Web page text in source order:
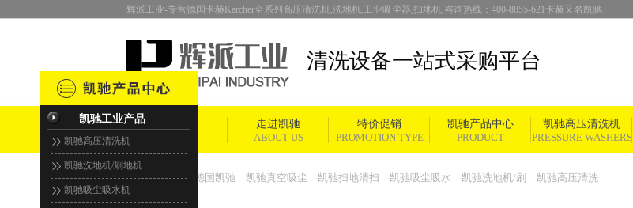
辉派工业-专营德国卡赫Karcher全系列高压清洗机,洗地机,工业吸尘器,扫地机,咨询热线：400-8855-621卡赫又名凯驰
清洗设备一站式采购平台
走进凯驰 特价促销 凯驰产品中心 凯驰高压清洗机
ABOUT US PROMOTION TYPE PRODUCT PRESSURE WASHERS
热门关键词： 德国凯驰 凯驰真空吸尘 凯驰扫地清扫 凯驰吸尘吸水 凯驰洗地机/刷 凯驰高压清洗
凯驰工业产品
凯驰高压清洗机
凯驰洗地机/刷地机
凯驰吸尘吸水机